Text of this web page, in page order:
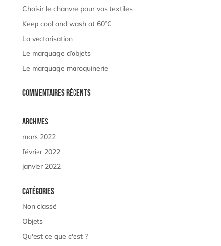
Choisir le chanvre pour vos textiles
Keep cool and wash at 60°C
La vectorisation
Le marquage d’objets
Le marquage maroquinerie
Commentaires récents
Archives
mars 2022
février 2022
janvier 2022
Catégories
Non classé
Objets
Qu'est ce que c'est ?